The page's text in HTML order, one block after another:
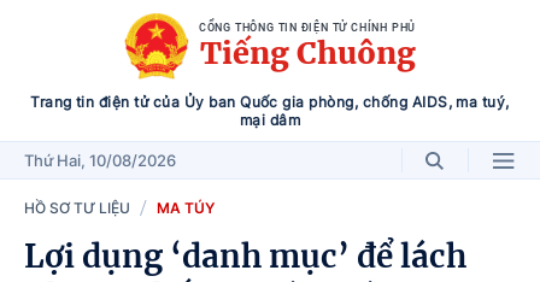
CỔNG THÔNG TIN ĐIỆN TỬ CHÍNH PHỦ
Tiếng Chuông
Trang tin điện tử của Ủy ban Quốc gia phòng, chống AIDS, ma tuý,
mại dâm
Thứ Hai, 10/08/2026
HỒ SƠ TƯ LIỆU MA TÚY
Lợi dụng ‘danh mục’ để lách